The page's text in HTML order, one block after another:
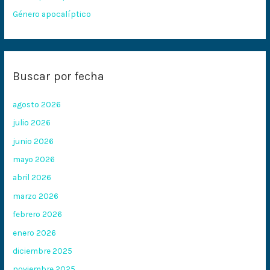
Género apocalíptico
Buscar por fecha
agosto 2026
julio 2026
junio 2026
mayo 2026
abril 2026
marzo 2026
febrero 2026
enero 2026
diciembre 2025